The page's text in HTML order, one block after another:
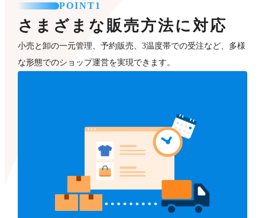
POINT1
さまざまな販売方法に対応
小売と卸の一元管理、予約販売、3温度帯での受注など、多様
な形態でのショップ運営を実現できます。